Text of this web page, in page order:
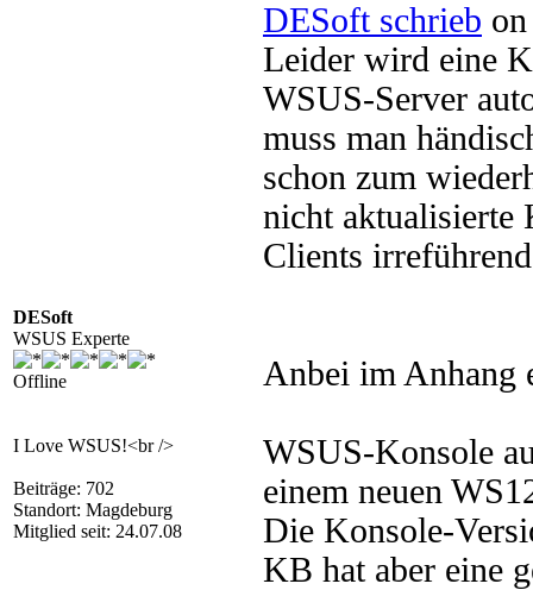
DESoft
WSUS Experte
Offline
I Love WSUS!<br />
Beiträge: 702
Standort: Magdeburg
Mitglied seit: 24.07.08
DESoft schrieb
Leider wird eine
WSUS-Server
muss man
schon zum
nicht aktualisierte
Clients
Anbei im Anhang
WSUS-Konsole
einem neuen
Die Konsole-
KB hat aber eine